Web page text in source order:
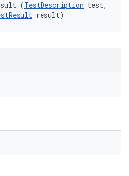
(TestDescription test,
result)